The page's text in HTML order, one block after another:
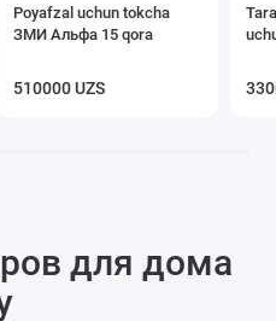
Poyafzal uchun tokcha
ЗМИ Альфа 15 qora
510000 UZS
для дома